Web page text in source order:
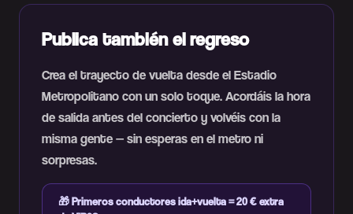
Publica también el regreso
Crea el trayecto de vuelta desde el Estadio
Metropolitano con un solo toque. Acordáis la hora
de salida antes del concierto y volvéis con la
misma gente — sin esperas en el metro ni
sorpresas.
🎁Primeros conductores ida+vuelta = 20 € extra